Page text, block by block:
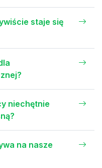
staje się
niechętnie
na nasze